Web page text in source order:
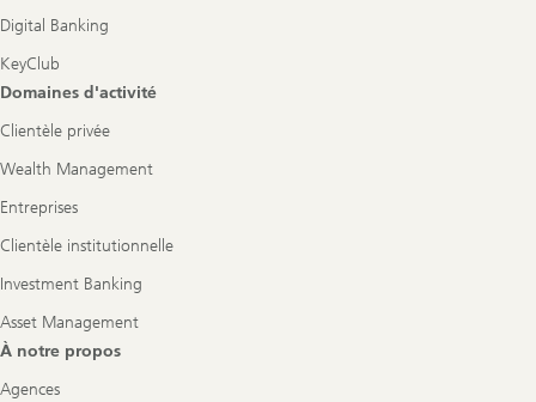
Digital Banking
KeyClub
Domaines d'activité
Clientèle privée
Wealth Management
Entreprises
Clientèle institutionnelle
Investment Banking
Asset Management
À notre propos
Agences